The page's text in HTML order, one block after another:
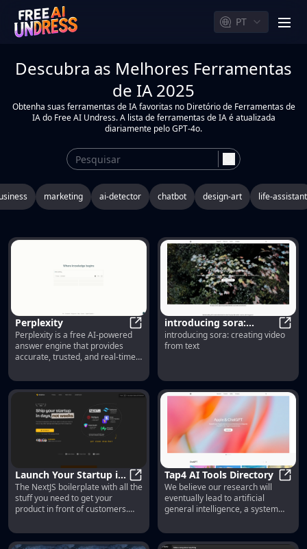
PT
Descubra as Melhores Ferramentas
de IA 2025
Obtenha suas ferramentas de IA favoritas no Diretório de Ferramentas de
IA do Free AI Undress. A lista de ferramentas de IA é atualizada
diariamente pelo GPT-4o.
search
marketing ai-detector chatbot design-art life-assistant
Perplexity
Perplexity
Perplexity is a free AI-powered
answer engine that provides
accurate, trusted, and real-time
introducing sora:
creating video from
text
introducing sora: creating video
from text
Launch Your Startup in
Days, Not Weeks |
ShipFast
Launch Your Startup in Days, Not
The NextJS boilerplate with all the
stuff you need to get your
product in front of customers.
minutes.
Tap4 AI Tools Directory
We believe our research will
eventually lead to artificial
general intelligence, a system
problems. Building safe and
beneficial AGI is our mission.